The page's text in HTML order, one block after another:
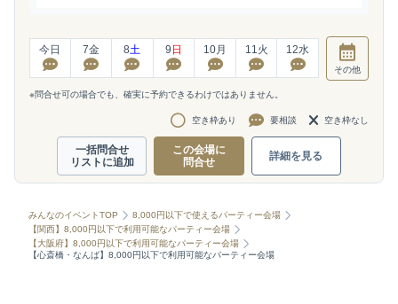
今日 7金 8土 9 日 10月 11火 12水
その他
※問合せ可の場合でも、確実に予約できるわけではありません。
空き枠あり 要相談 空き枠なし
一括問合せ
リストに追加
この会場に
問合せ
詳細を見る
みんなのイベントTOP
8,000円以下で使えるパーティー会場
【関西】8,000円以下で利用可能なパーティー会場
【大阪府】8,000円以下で利用可能なパーティー会場
【心斎橋・なんば】8,000円以下で利用可能なパーティー会場